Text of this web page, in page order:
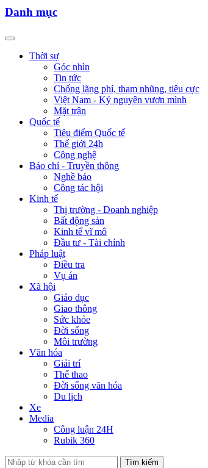
Danh mục
Thời sự
Góc nhìn
Tin tức
Chống lãng phí, tham nhũng, tiêu cực
Việt Nam - Kỷ nguyên vươn mình
Mặt trận
Quốc tế
Tiêu điểm Quốc tế
Thế giới 24h
Công nghệ
Báo chí - Truyền thông
Nghề báo
Công tác hội
Kinh tế
Thị trường - Doanh nghiệp
Bất động sản
Kinh tế vĩ mô
Đầu tư - Tài chính
Pháp luật
Điều tra
Vụ án
Xã hội
Giáo dục
Giao thông
Sức khỏe
Đời sống
Môi trường
Văn hóa
Giải trí
Thể thao
Đời sống văn hóa
Du lịch
Xe
Media
Công luận 24H
Rubik 360
Tìm kiếm